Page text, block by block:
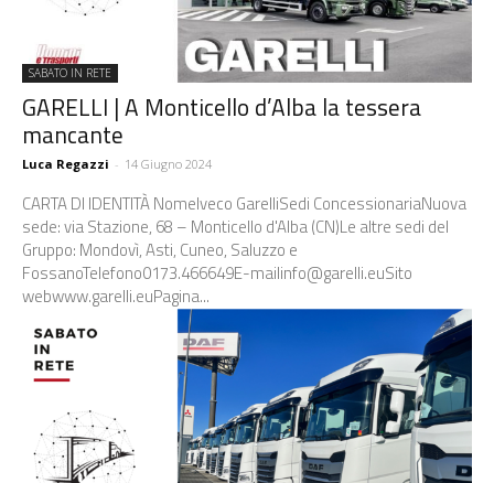
SABATO IN RETE
GARELLI | A Monticello d’Alba la tessera
mancante
Luca Regazzi - 14 Giugno 2024
CARTA DI IDENTITÀ NomeIveco GarelliSedi ConcessionariaNuova
sede: via Stazione, 68 – Monticello d'Alba (CN)Le altre sedi del
Gruppo: Mondovì, Asti, Cuneo, Saluzzo e
FossanoTelefono0173.466649E-mailinfo@garelli.euSito
webwww.garelli.euPagina...